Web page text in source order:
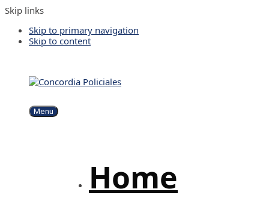
Skip links
Skip to primary navigation
Skip to content
Menu
Home